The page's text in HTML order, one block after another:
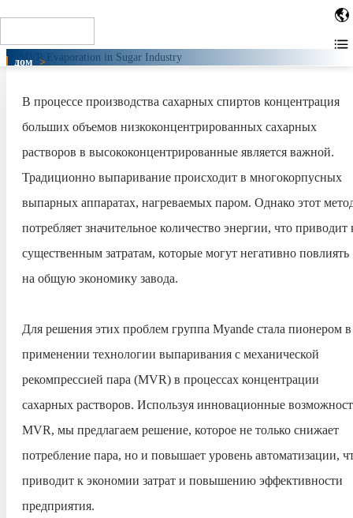
When installing the tag in the site HTML code, place the code
within the or tags. Other installation methods
дом >
MVR испарение в сахарной
промышленности
В процессе производства сахарных спиртов концентрация
больших объемов низкоконцентрированных сахарных
растворов в высококонцентрированные является важной.
Традиционно выпаривание происходит в многокорпусных
выпарных аппаратах, нагреваемых паром. Однако этот
потребляет значительное количество энергии, что приводит
существенным затратам, которые могут негативно повлиять
на общую экономику завода.
Для решения этих проблем группа Myande стала пионером в
применении технологии выпаривания с механической
рекомпрессией пара (MVR) в процессах концентрации
сахарных растворов. Используя инновационные
MVR, мы предлагаем решение, которое не только снижает
потребление пара, но и повышает уровень автоматизации,
приводит к экономии затрат и повышению эффективности
предприятия.